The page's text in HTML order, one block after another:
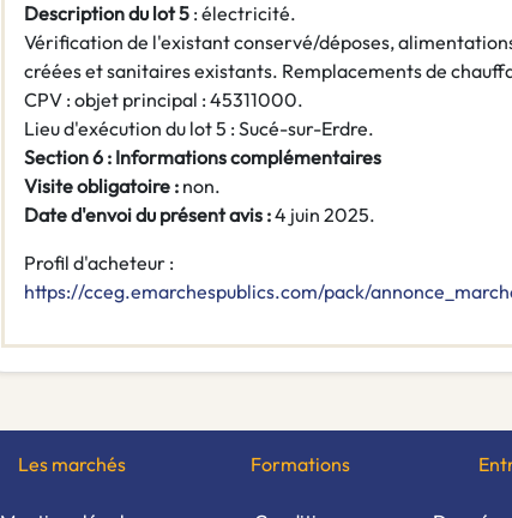
Description du lot 5 : électricité.
Vérification de l'existant conservé/déposes,
créées et sanitaires existants. Remplacements de
CPV : objet principal : 45311000.
Lieu d'exécution du lot 5 : Sucé-sur-Erdre.
Section 6 : Informations complémentaires
Visite obligatoire : non.
Date d'envoi du présent avis :4 juin 2025.
Profil d'acheteur :
https://cceg.emarchespublics.com/pack/
Les marchés Formations